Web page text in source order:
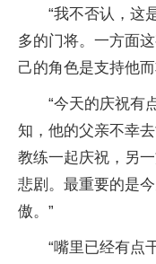
“我不否认，这
多的门将。一方面
己的角色是支持他
“今天的庆祝有
知，他的父亲不幸
教练一起庆祝，另
悲剧。最重要的是
傲。”
“嘴里已经有点